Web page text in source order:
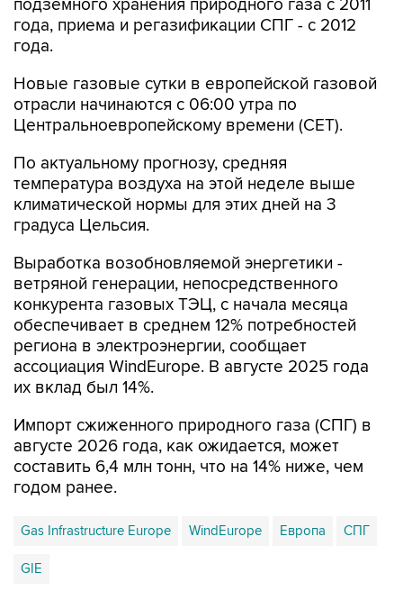
подземного хранения природного газа с 2011
года, приема и регазификации СПГ - с 2012
года.
Новые газовые сутки в европейской газовой
отрасли начинаются c 06:00 утра по
Центральноевропейскому времени (CET).
По актуальному прогнозу, средняя
температура воздуха на этой неделе выше
климатической нормы для этих дней на 3
градуса Цельсия.
Выработка возобновляемой энергетики -
ветряной генерации, непосредственного
конкурента газовых ТЭЦ, с начала месяца
обеспечивает в среднем 12% потребностей
региона в электроэнергии, сообщает
ассоциация WindEurope. В августе 2025 года
их вклад был 14%.
Импорт сжиженного природного газа (СПГ) в
августе 2026 года, как ожидается, может
составить 6,4 млн тонн, что на 14% ниже, чем
годом ранее.
Gas Infrastructure Europe WindEurope Европа СПГ
GIE